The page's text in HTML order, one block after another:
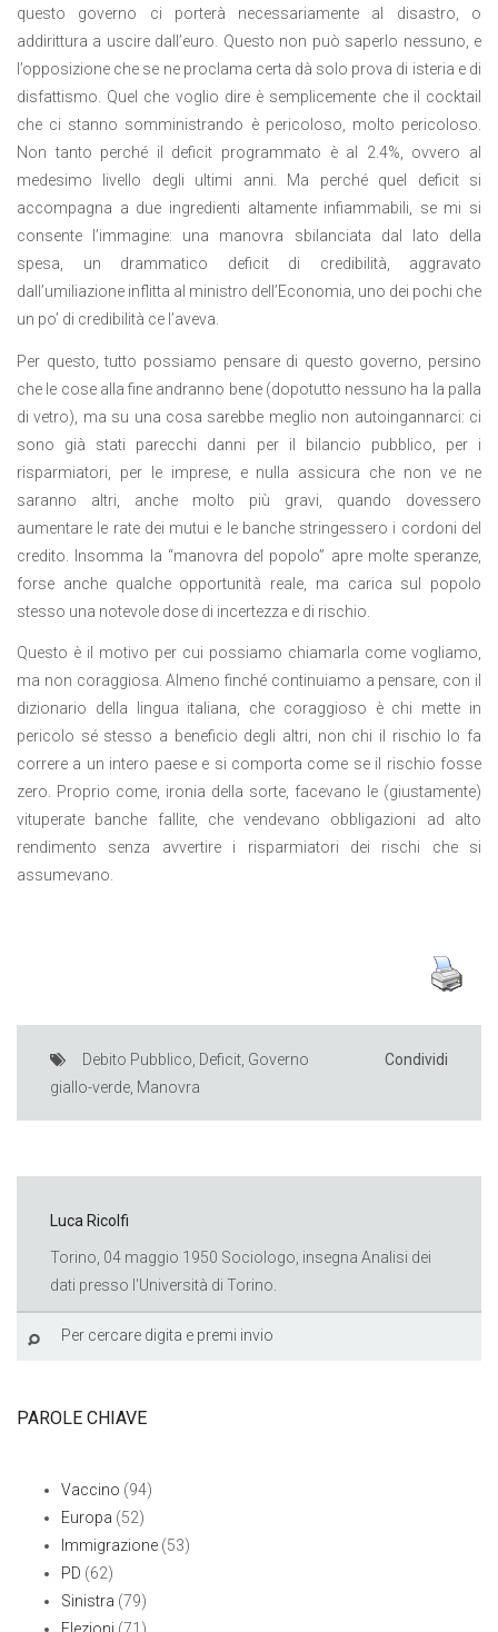
questo governo ci porterà necessariamente al disastro, o
addirittura a uscire dall’euro. Questo non può saperlo nessuno, e
l’opposizione che se ne proclama certa dà solo prova di isteria e di
disfattismo. Quel che voglio dire è semplicemente che il cocktail
che ci stanno somministrando è pericoloso, molto pericoloso.
Non tanto perché il deficit programmato è al 2.4%, ovvero al
medesimo livello degli ultimi anni. Ma perché quel deficit si
accompagna a due ingredienti altamente infiammabili, se mi si
consente l’immagine: una manovra sbilanciata dal lato della
spesa, un drammatico deficit di credibilità, aggravato
dall’umiliazione inflitta al ministro dell’Economia, uno dei pochi che
un po’ di credibilità ce l’aveva.
Per questo, tutto possiamo pensare di questo governo, persino
che le cose alla fine andranno bene (dopotutto nessuno ha la palla
di vetro), ma su una cosa sarebbe meglio non autoingannarci: ci
sono già stati parecchi danni per il bilancio pubblico, per i
risparmiatori, per le imprese, e nulla assicura che non ve ne
saranno altri, anche molto più gravi, quando dovessero
aumentare le rate dei mutui e le banche stringessero i cordoni del
credito. Insomma la “manovra del popolo” apre molte speranze,
forse anche qualche opportunità reale, ma carica sul popolo
stesso una notevole dose di incertezza e di rischio.
Questo è il motivo per cui possiamo chiamarla come vogliamo,
ma non coraggiosa. Almeno finché continuiamo a pensare, con il
dizionario della lingua italiana, che coraggioso è chi mette in
pericolo sé stesso a beneficio degli altri, non chi il rischio lo fa
correre a un intero paese e si comporta come se il rischio fosse
zero. Proprio come, ironia della sorte, facevano le (giustamente)
vituperate banche fallite, che vendevano obbligazioni ad alto
rendimento senza avvertire i risparmiatori dei rischi che si
assumevano.
Debito Pubblico, Deficit, Governo
giallo-verde, Manovra
Condividi
Luca Ricolfi
Torino, 04 maggio 1950 Sociologo, insegna Analisi dei
dati presso l'Università di Torino.
PAROLE CHIAVE
Vaccino (94)
Europa (52)
Immigrazione (53)
PD (62)
Sinistra (79)